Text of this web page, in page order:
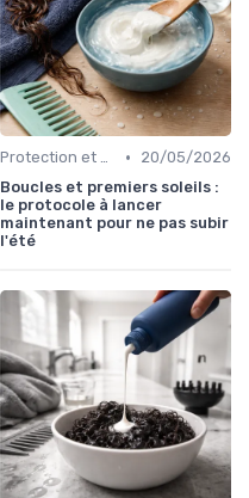
Protection et Entretien des Boucles •
20/05/2026
Boucles et premiers soleils :
le protocole à lancer
maintenant pour ne pas subir
l'été